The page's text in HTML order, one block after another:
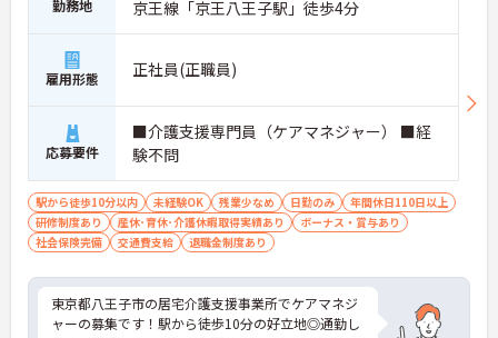
勤務地 京王線「京王八王子駅」徒歩4分
雇用形態 正社員(正職員)
応募要件
■介護支援専門員（ケアマネジャー） ■経
験不問
駅から徒歩10分以内 未経験OK 残業少なめ 日勤のみ
年間休日110日以上
研修制度あり
産休･育休･介護休暇取得実績あり
ボーナス・賞与あり
社会保険完備
交通費支給 退職金制度あり
東京都八王子市の居宅介護支援事業所でケアマネジ
ャーの募集です！駅から徒歩10分の好立地◎通勤し